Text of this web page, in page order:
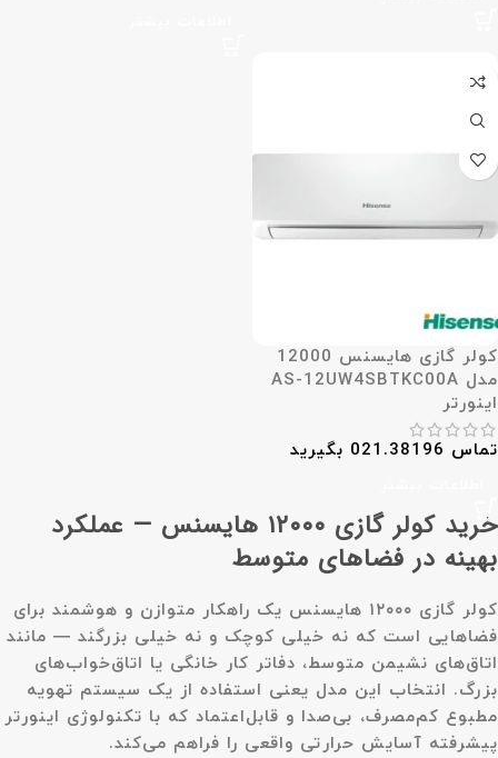
کولر گازی هایسنس 12000
مدل AS-12UW4SBTKC00A
اینورتر
تماس 021.38196 بگیرید
خرید کولر گازی ۱۲۰۰۰ هایسنس — عملکرد
بهینه در فضاهای متوسط
کولر گازی ۱۲۰۰۰ هایسنس یک راهکار متوازن و هوشمند برای
فضاهایی است که نه خیلی کوچک و نه خیلی بزرگند — مانند
اتاق‌های نشیمن متوسط، دفاتر کار خانگی یا اتاق‌خواب‌های
بزرگ. انتخاب این مدل یعنی استفاده از یک سیستم تهویه
مطبوع کم‌مصرف، بی‌صدا و قابل‌اعتماد که با تکنولوژی اینورتر
پیشرفته آسایش حرارتی واقعی را فراهم می‌کند.